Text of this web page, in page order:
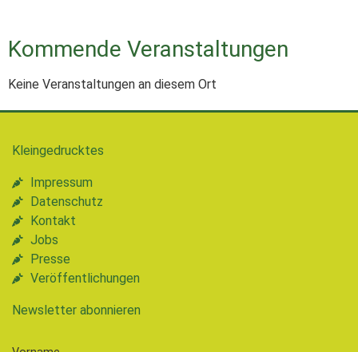
Kommende Veranstaltungen
Keine Veranstaltungen an diesem Ort
Kleingedrucktes
Impressum
Datenschutz
Kontakt
Jobs
Presse
Veröffentlichungen
Newsletter abonnieren